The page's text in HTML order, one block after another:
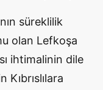
süreklilik
olan Lefkoşa
ihtimalinin dile